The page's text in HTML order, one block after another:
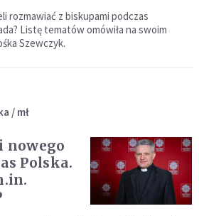
rozmawiać z biskupami podczas
Listę tematów omówiła na swoim
Szewczyk.
/ mł
nowego
Polska.